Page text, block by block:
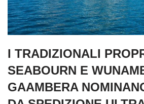
I TRADIZIONALI
SEABOURN E
GAAMBERA